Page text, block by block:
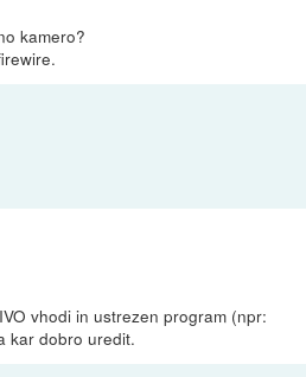
kamero?
vhodi in ustrezen program (npr:
kar dobro uredit.